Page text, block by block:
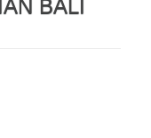
BALI